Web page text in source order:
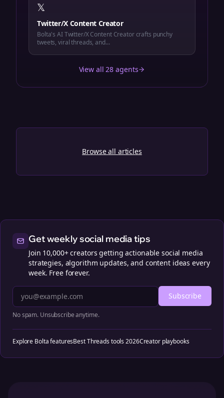
𝕏
Twitter/X Content Creator
Bolta's AI Twitter/X Content Creator crafts punchy
tweets, viral threads, and...
View all 28 agents
Browse all articles
Get weekly social media tips
Join 10,000+ creators getting actionable social media
strategies, algorithm updates, and content ideas every
week. Free forever.
Subscribe
No spam. Unsubscribe anytime.
Explore Bolta featuresBest Threads tools 2026Creator playbooks